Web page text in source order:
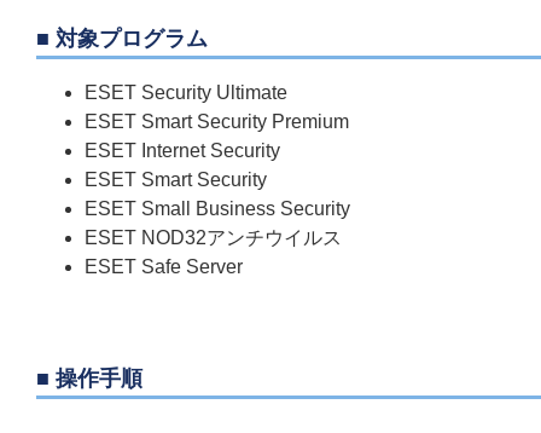
■ 対象プログラム
ESET Security Ultimate
ESET Smart Security Premium
ESET Internet Security
ESET Smart Security
ESET Small Business Security
ESET NOD32アンチウイルス
ESET Safe Server
■ 操作手順